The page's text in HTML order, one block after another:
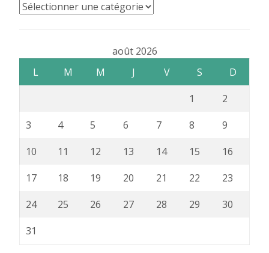
Catégories
août 2026
L
M M J V S
D
1
2
3
4 5 6 7 8
9
10
11 12 13 14 15
16
17
18 19 20 21 22
23
24
25 26 27 28 29
30
31